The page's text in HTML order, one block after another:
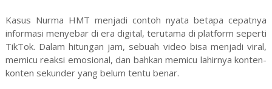
Kasus Nurma HMT menjadi contoh nyata betapa cepatnya
informasi menyebar di era digital, terutama di platform seperti
TikTok. Dalam hitungan jam, sebuah video bisa menjadi viral,
memicu reaksi emosional, dan bahkan memicu lahirnya konten-
konten sekunder yang belum tentu benar.